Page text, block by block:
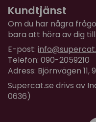
Kundtjänst
Om du har några
bara att höra av dig till
E-post:
Telefon: 090-2059210
Adress: Björnvägen 11,
Supercat.se drivs av
0636)